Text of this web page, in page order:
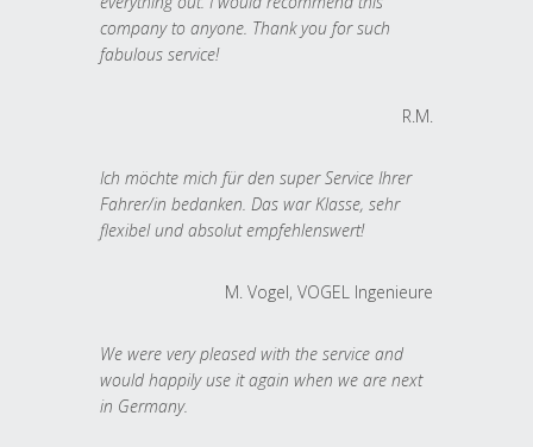
company to anyone. Thank you for such
fabulous service!
R.M.
Ich möchte mich für den super Service Ihrer
Fahrer/in bedanken. Das war Klasse, sehr
flexibel und absolut empfehlenswert!
M. Vogel, VOGEL Ingenieure
We were very pleased with the service and
would happily use it again when we are next
in Germany.